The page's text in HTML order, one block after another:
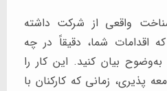
واقعی از شرکت داشته
شما، دقیقاً در چه
بیان کنید. این کار را
پذیری، زمانی که کارکنان با